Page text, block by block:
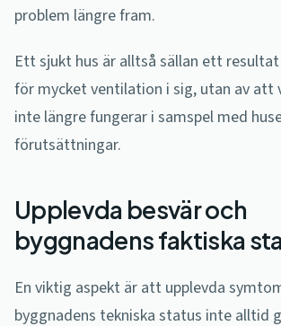
problem längre fram.
Ett sjukt hus är alltså sällan ett
för mycket ventilation i sig, utan av att
inte längre fungerar i samspel med
förutsättningar.
Upplevda besvär och
byggnadens faktiska
En viktig aspekt är att upplevda
byggnadens tekniska status inte alltid